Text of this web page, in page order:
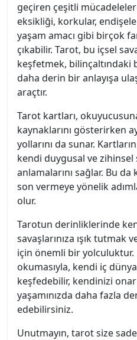
geçiren çeşitli
eksikliği, korkular,
yaşam amacı gibi birçok
çıkabilir. Tarot, bu içsel
keşfetmek, bilinçaltındaki
daha derin bir anlayışa
araçtır.
Tarot kartları,
kaynaklarını gösterirken
yollarını da sunar.
kendi duygusal ve
anlamalarını sağlar. Bu
son vermeye yönelik
olur.
Tarotun derinliklerinde
savaşlarınıza ışık tutmak
için önemli bir
okumasıyla, kendi iç
keşfedebilir, kendinizi
yaşamınızda daha fazla
edebilirsiniz.
Unutmayın, tarot size